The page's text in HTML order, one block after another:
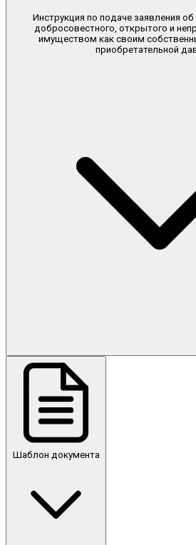
Инструкция по подаче заявления
добросовестного, открытого и
имуществом как своим
приобретательной
Шаблон документа